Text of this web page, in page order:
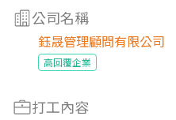
公司名稱
鈺晟管理顧問有限公司
高回覆企業
打工內容